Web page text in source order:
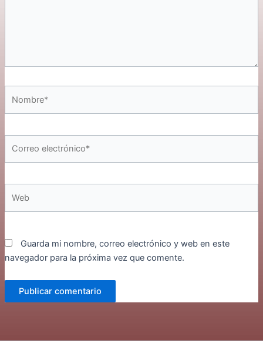
Guarda mi nombre, correo electrónico y web en este
navegador para la próxima vez que comente.